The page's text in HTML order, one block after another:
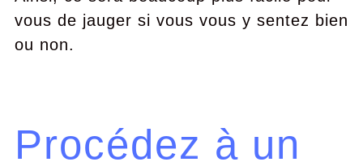
vous de jauger si vous vous y sentez bien
ou non.
Procédez à un